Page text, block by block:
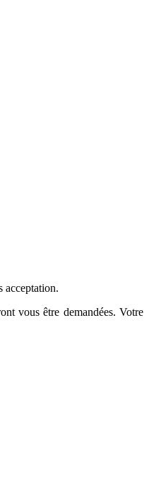
acceptation.
vous être demandées. Votre